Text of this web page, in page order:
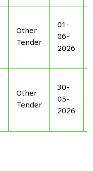
Other
Tender
01-
06-
2026
Other
Tender
30-
05-
2026